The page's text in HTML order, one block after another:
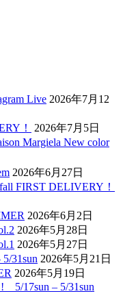
Live 2026年7月12
！
2026年7月5日
Margiela New color
2026年6月27日
FIRST DELIVERY！
2026年6月2日
2026年5月28日
2026年5月27日
31sun 2026年5月21日
2026年5月19日
5/17sun – 5/31sun